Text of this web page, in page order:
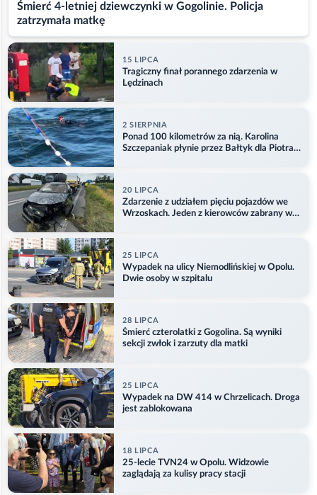
Śmierć 4-letniej dziewczynki w Gogolinie. Policja
zatrzymała matkę
15 LIPCA
Tragiczny finał porannego zdarzenia w
Lędzinach
2 SIERPNIA
Ponad 100 kilometrów za nią. Karolina
Szczepaniak płynie przez Bałtyk dla Piotra.
20 LIPCA
Zdarzenie z udziałem pięciu pojazdów we
Wrzoskach. Jeden z kierowców zabrany w
25 LIPCA
Wypadek na ulicy Niemodlińskiej w Opolu.
Dwie osoby w szpitalu
28 LIPCA
Śmierć czterolatki z Gogolina. Są wyniki
sekcji zwłok i zarzuty dla matki
25 LIPCA
Wypadek na DW 414 w Chrzelicach. Droga
jest zablokowana
18 LIPCA
25-lecie TVN24 w Opolu. Widzowie
zaglądają za kulisy pracy stacji